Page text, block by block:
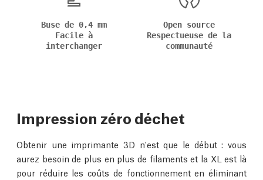
Buse de 0,4 mm
Facile à
interchanger
Open source
Respectueuse de la
communauté
Impression zéro déchet
Obtenir une imprimante 3D n'est que le début : vous
aurez besoin de plus en plus de filaments et la XL est là
pour réduire les coûts de fonctionnement en éliminant